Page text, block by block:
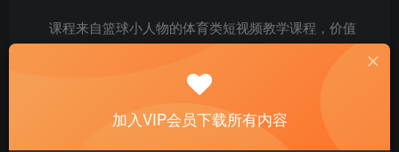
课程来自篮球小人物的体育类短视频教学课程，价值
主，想要提升账号原创度、体育爱好者或从业者，想要杀入
养选题敏感和文案写作能力。
加入VIP会员下载所有内容